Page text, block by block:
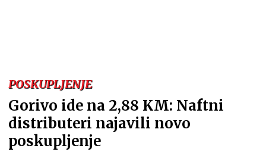
POSKUPLJENJE
Gorivo ide na 2,88 KM: Naftni
distributeri najavili novo
poskupljenje